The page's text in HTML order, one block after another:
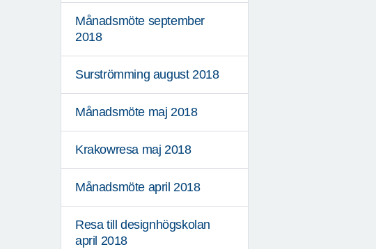
Månadsmöte september
2018
Surströmming august 2018
Månadsmöte maj 2018
Krakowresa maj 2018
Månadsmöte april 2018
Resa till designhögskolan
april 2018